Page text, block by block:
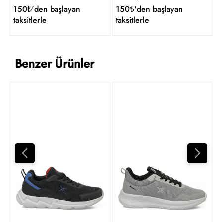
150₺'den başlayan
taksitlerle
150₺'den başlayan
taksitlerle
Benzer Ürünler